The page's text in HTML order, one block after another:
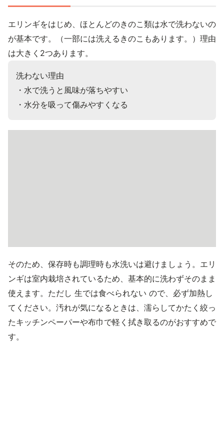
エリンギをはじめ、ほとんどのきのこ類は水で洗わないの
が基本です。（一部には洗えるきのこもあります。）理由
は大きく2つあります。
洗わない理由
・水で洗うと風味が落ちやすい
そのため、保存時も調理時も水洗いは避けましょう。エリ
ンギは室内栽培されているため、基本的に洗わずそのまま
使えます。ただし 生では食べられない ので、必ず加熱し
てください。汚れが気になるときは、濡らしてかたく絞っ
たキッチンペーパーや布巾で軽く拭き取るのがおすすめで
す。